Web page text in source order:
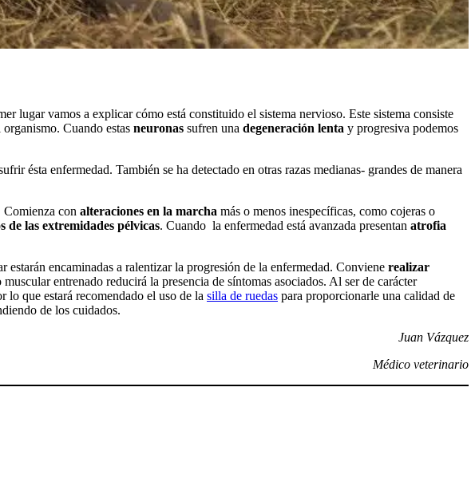
lugar vamos a explicar cómo está constituido el sistema nervioso. Este sistema consiste
Cuando estas neuronas sufren una degeneración lenta y progresiva podemos
ésta enfermedad. También se ha detectado en otras razas medianas- grandes de manera
Comienza con alteraciones en la marcha más o menos inespecíficas, como cojeras o
las extremidades pélvicas. Cuando la enfermedad está avanzada presentan atrofia
estarán encaminadas a ralentizar la progresión de la enfermedad. Conviene realizar
entrenado reducirá la presencia de síntomas asociados. Al ser de carácter
lo que estará recomendado el uso de la silla de ruedas para proporcionarle una calidad de
de los cuidados.
Juan Vázquez
Médico veterinario